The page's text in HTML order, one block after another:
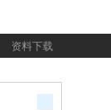
资料下载